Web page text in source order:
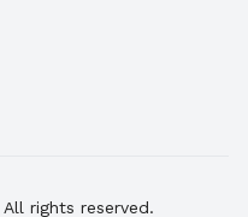
rights reserved.